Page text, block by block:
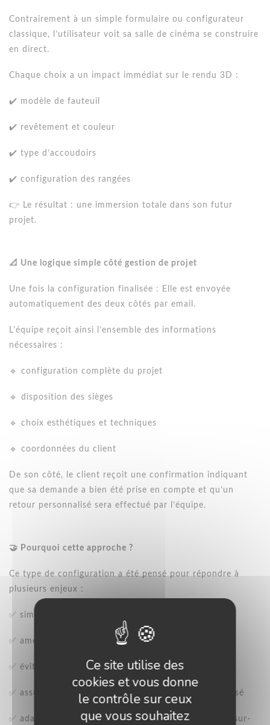
Ce site utilise des
cookies et vous donne
le contrôle sur ceux
que vous souhaitez
Contrairement à un simple formulaire ou configurateur
classique, l’utilisateur voit sa salle de cinéma se construire
en direct.
Chaque choix a un impact immédiat sur le rendu 3D :
✔️ modèle de fauteuil
✔️ revêtement et couleur
✔️ type d’accoudoirs
✔️ configuration des rangées
👉 Le résultat : une immersion totale dans son futur
projet.
📐 Une logique simple côté gestion de projet
Une fois la configuration finalisée : Elle est envoyée
automatiquement des deux côtés par email.
L’équipe reçoit ainsi l’ensemble des informations
nécessaires :
🔹 configuration complète du projet
🔹 disposition des sièges
🔹 choix esthétiques et techniques
🔹 coordonnées du client
De son côté, le client reçoit une confirmation indiquant
que sa demande a bien été prise en compte et qu’un
retour personnalisé sera effectué par l’équipe.
🤝 Pourquoi cette approche ?
Ce type de configuration a été pensé pour répondre à
plusieurs enjeux :
✅ simplifier un processus de configuration complexe
✅ améliorer la compréhension grâce à la 3D
✅ éviter les erreurs de conception
✅ assurer un accompagnement humain et personnalisé
✅ adapter l’expérience à un produit haut de gamme sur-